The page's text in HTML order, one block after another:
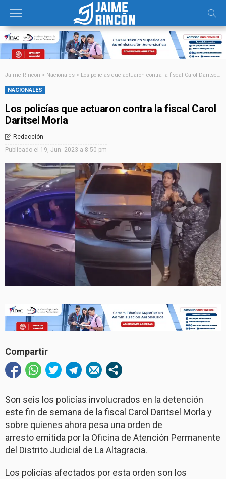
Jaime Rincon > Nacionales > Los policías que actuaron contra la fiscal Carol Daritsel Morla
NACIONALES
Los policías que actuaron contra la fiscal Carol
Daritsel Morla
Redacción
Publicado el 19, Jun. 2023 a 8:50 pm
Compartir
Son seis los policías involucrados en la detención
este fin de semana de la fiscal Carol Daritsel Morla y
sobre quienes ahora pesa una orden de
arresto emitida por la Oficina de Atención Permanente
del Distrito Judicial de La Altagracia.
Los policías afectados por esta orden son los